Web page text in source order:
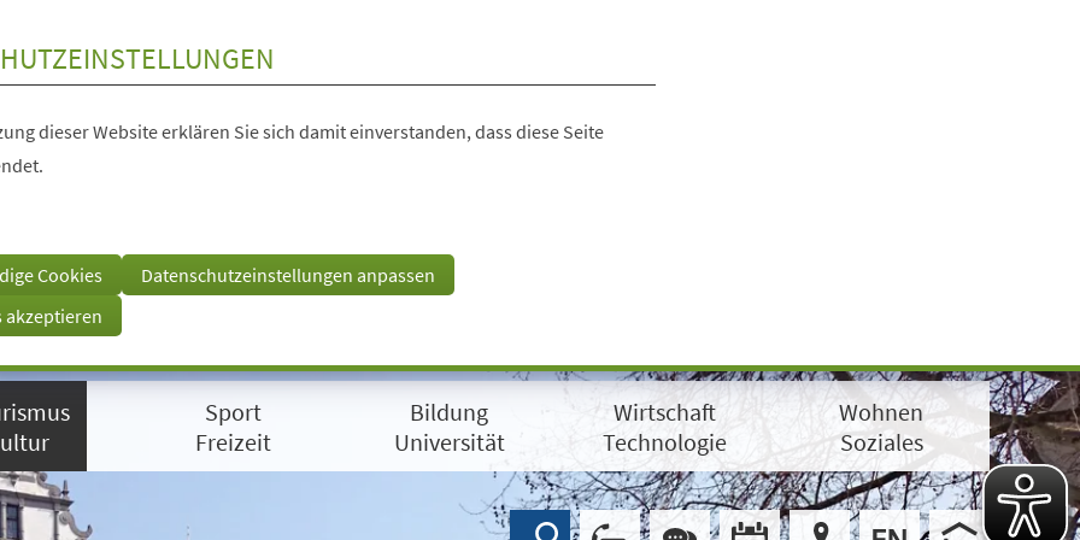
dieser Website erklären Sie sich damit einverstanden, dass diese Seite
Cookies
Datenschutzeinstellungen anpassen
akzeptieren
Sport
Freizeit
Bildung
Universität
Wirtschaft
Technologie
Wohnen
Soziales